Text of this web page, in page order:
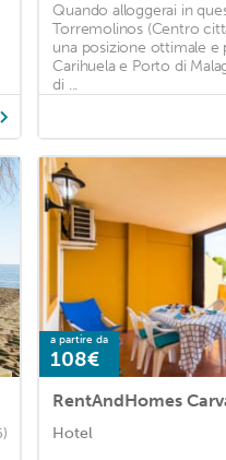
Quando alloggerai in
Torremolinos (Centro
una posizione ottimale e
Carihuela e Porto di
di ...
a partire da
108€
RentAndHomes
Hotel